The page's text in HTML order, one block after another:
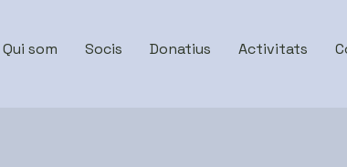
Qui som Socis Donatius Activitats